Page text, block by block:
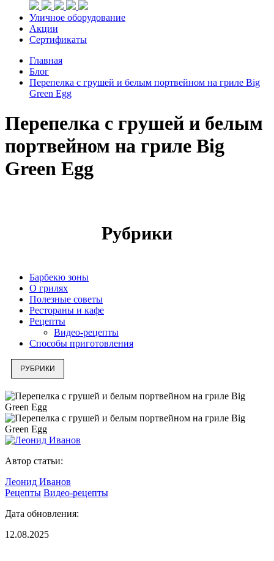
Уличное оборудование
Акции
Сертификаты
Главная
Блог
Перепелка с грушей и белым портвейном на гриле Big
Green Egg
Перепелка с грушей и белым
портвейном на гриле Big
Green Egg
Рубрики
Барбекю зоны
О грилях
Полезные советы
Рестораны и кафе
Рецепты
Видео-рецепты
Способы приготовления
РУБРИКИ
Автор статьи:
Леонид Иванов
Рецепты Видео-рецепты
Дата обновления:
12.08.2025